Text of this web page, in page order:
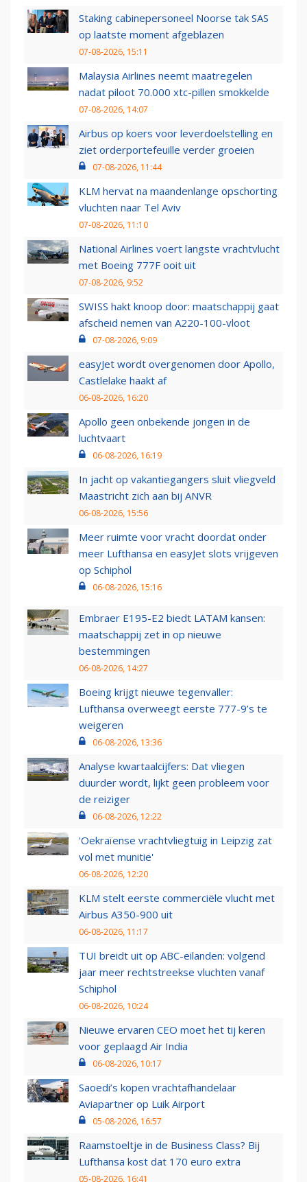
Staking cabinepersoneel Noorse tak SAS
op laatste moment afgeblazen
07-08-2026, 15:11
Malaysia Airlines neemt maatregelen
nadat piloot 70.000 xtc-pillen smokkelde
07-08-2026, 14:07
Airbus op koers voor leverdoelstelling en
ziet orderportefeuille verder groeien
07-08-2026, 11:44
KLM hervat na maandenlange opschorting
vluchten naar Tel Aviv
07-08-2026, 11:10
National Airlines voert langste vrachtvlucht
met Boeing 777F ooit uit
07-08-2026, 9:52
SWISS hakt knoop door: maatschappij gaat
afscheid nemen van A220-100-vloot
07-08-2026, 9:09
easyJet wordt overgenomen door Apollo,
Castlelake haakt af
06-08-2026, 16:20
Apollo geen onbekende jongen in de
luchtvaart
06-08-2026, 16:19
In jacht op vakantiegangers sluit vliegveld
Maastricht zich aan bij ANVR
06-08-2026, 15:56
Meer ruimte voor vracht doordat onder
meer Lufthansa en easyJet slots vrijgeven
op Schiphol
06-08-2026, 15:16
Embraer E195-E2 biedt LATAM kansen:
maatschappij zet in op nieuwe
bestemmingen
06-08-2026, 14:27
Boeing krijgt nieuwe tegenvaller:
Lufthansa overweegt eerste 777-9’s te
weigeren
06-08-2026, 13:36
Analyse kwartaalcijfers: Dat vliegen
duurder wordt, lijkt geen probleem voor
de reiziger
06-08-2026, 12:22
'Oekraïense vrachtvliegtuig in Leipzig zat
vol met munitie'
06-08-2026, 12:20
KLM stelt eerste commerciële vlucht met
Airbus A350-900 uit
06-08-2026, 11:17
TUI breidt uit op ABC-eilanden: volgend
jaar meer rechtstreekse vluchten vanaf
Schiphol
06-08-2026, 10:24
Nieuwe ervaren CEO moet het tij keren
voor geplaagd Air India
06-08-2026, 10:17
Saoedi’s kopen vrachtafhandelaar
Aviapartner op Luik Airport
05-08-2026, 16:57
Raamstoeltje in de Business Class? Bij
Lufthansa kost dat 170 euro extra
05-08-2026, 16:41